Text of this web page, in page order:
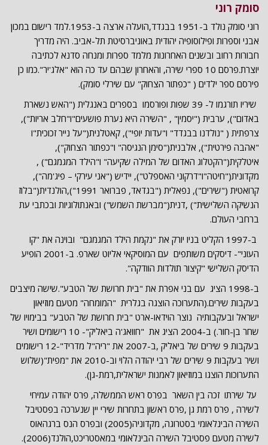
סומק רוני
רוני סומק נולד ב-1951 בבגדד,הועלה ארצה ב-1953.למד רישום במכון
אבני וספרות ופילוסופיה יהודית באוניברסיטת תל-אביב. היה מדריך
חבורות רחוב ובשנים האחרונות מלמד ספרות ומנחה סדנא לכתיבה
יוצרת.פרסם 10 ספרי שירה, והאחרון שבהם עד כה הוא "אלג'יר".כמו כן
פירסם ספר ילדים ( "כפתור הצחוק" עם שירלי סומק).
שיריו תורגמו ל- 39 שפות ופורסמו בספרים באנגלית ("האש נשארת
באדום"), ערבית ("יסמין" , "השירה היא נערת פושעים"ו"חלב אריות"),
צרפתית ( "נולדנו בבגדד" ו"עדות יופי"), קאטלנית("על נייר זכוכית"ו
"אהבה פירטית"), אלבנית("סימן הנגיסה" ו"כפתור הצחוק"),
איטלקית("הקטלוג האדום של המילה שקיעה" ו"הילד המגמגם") ,
מקדונית("חיטה"ו"דרקוני האספלט"), יידיש ("אני עירקי – פיג'מה"),
קרואטית ("שירים"), נפאלית ("בגדאד, פברואר 1991"),הולנדית("בלוז
הנשיקה השלישית") ,דנית("מברשת השמש") ובאנתולוגיות ובכתבי עת
ברחבי העולם.
ב-1997 הקליט בניו יורק את "נקמת הילד המגמגם" ובוינה את "קו
העוני"- דיסקים משותפים עם המוסיקאי אליוט שארפ. ב-2001 הופיע
הדיסק השלישי "קיצור תולדות הוודקה".
ב-1998 הציג עם בני אפרת את "בית חרושת של הטבע".שישה מיצבים
בעקבות שירים.(התערוכה הוצגה בגלרית "המומחה" מטעם מוזיאון
ישראל ובעקבותיה נוצר הוידאו-ארט "בית חרושת של הטבע" בבימויו של
שחר בן-חור.) ב-2004 הציג את "חוואג'ה ביאליק"- 10 רישומים ושיר
בעקבות 9 שירים של ביאליק ,ב-2007 את "ריה"ל מדריד"-12 רישומים
ושיר בעקבות 9 שירים של רבי יהודה הלוי וב-2010 את "מפית"(שלוש
התערוכות הוצגו במוזיאון לאמנות ישראלית,רמת-גן).
על שירתו זכה בין השאר בפרס ראש הממשלה, פרס יהודה עמיחי
לשירה , פרס רמת גן ,פרס ראשון בתחרות שירי יין שנערכה בפסטיבל
השירה הבינלאומי בסטרוגה, מקדוניה(2005) ובפרס הנס ברגהאוס
לשירה מטעם פסטיבל השירה הבינלאומי במאסטריכט,הולנד(2006).